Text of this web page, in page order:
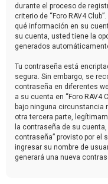
durante el proceso de
criterio de “Foro RAV4
qué información en su
su cuenta, usted tiene la
generados
Tu contraseña está
segura. Sin embargo, se
contraseña en diferentes
a su cuenta en “Foro RAV4
bajo ninguna circunstancia
otra tercera parte,
la contraseña de su
contraseña” provisto por el
ingresar su nombre de
generará una nueva